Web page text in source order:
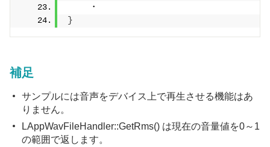
    ・
}
補足
サンプルには音声をデバイス上で再生させる機能はあ
りません。
LAppWavFileHandler::GetRms() は現在の音量値を0～1
の範囲で返します。